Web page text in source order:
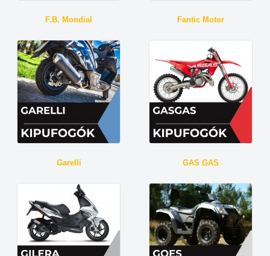
F.B. Mondial Fantic Motor
Garelli GAS GAS